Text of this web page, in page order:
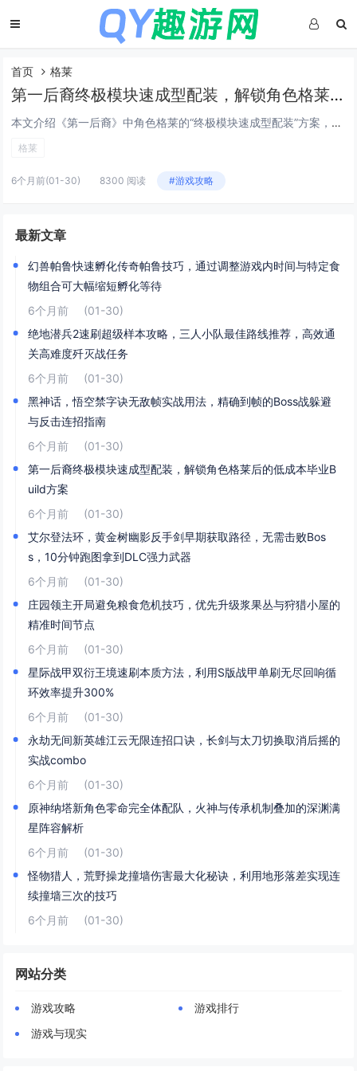
首页 格莱
第一后裔终极模块速成型配装，解锁角色格莱后的低成本毕业Build方案
本文介绍《第一后裔》中角色格莱的“终极模块速成型配装”方案，主打低成本、高效率达成毕业强度，该Build围绕格莱的高机动性与模块协同机制设计，优先选用易获取的紫色/金色通用模块（如“过载脉冲”“相位偏移核心”），搭配低稀有度但高泛用性的武器...
格莱
6个月前(01-30) 8300 阅读 #游戏攻略
最新文章
幻兽帕鲁快速孵化传奇帕鲁技巧，通过调整游戏内时间与特定食
物组合可大幅缩短孵化等待
6个月前
(01-30)
绝地潜兵2速刷超级样本攻略，三人小队最佳路线推荐，高效通
关高难度歼灭战任务
6个月前
(01-30)
黑神话，悟空禁字诀无敌帧实战用法，精确到帧的Boss战躲避
与反击连招指南
6个月前
(01-30)
第一后裔终极模块速成型配装，解锁角色格莱后的低成本毕业B
uild方案
6个月前
(01-30)
艾尔登法环，黄金树幽影反手剑早期获取路径，无需击败Bos
s，10分钟跑图拿到DLC强力武器
6个月前
(01-30)
庄园领主开局避免粮食危机技巧，优先升级浆果丛与狩猎小屋的
精准时间节点
6个月前
(01-30)
星际战甲双衍王境速刷本质方法，利用S版战甲单刷无尽回响循
环效率提升300%
6个月前
(01-30)
永劫无间新英雄江云无限连招口诀，长剑与太刀切换取消后摇的
实战combo
6个月前
(01-30)
原神纳塔新角色零命完全体配队，火神与传承机制叠加的深渊满
星阵容解析
6个月前
(01-30)
怪物猎人，荒野操龙撞墙伤害最大化秘诀，利用地形落差实现连
续撞墙三次的技巧
6个月前
(01-30)
网站分类
游戏攻略
游戏排行
游戏与现实